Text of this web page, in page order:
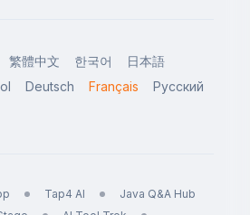
繁體中文 한국어
日本語
Deutsch Français
Русский
Tap4 AI
Java Q&A Hub